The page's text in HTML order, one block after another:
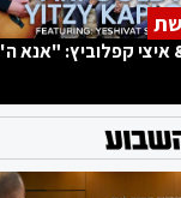
איצי קפלוביץ: "אנא ה'